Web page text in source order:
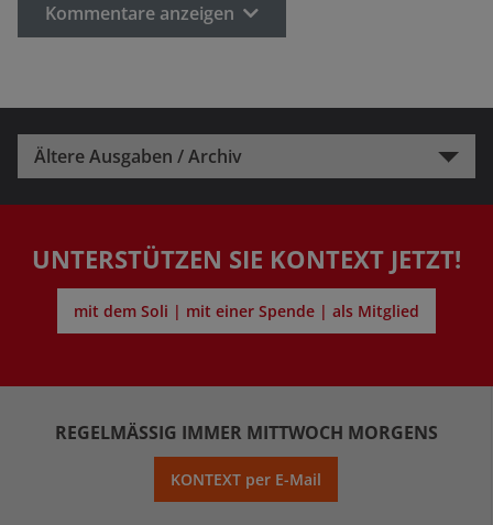
Kommentare anzeigen
Ältere Ausgaben / Archiv
UNTERSTÜTZEN SIE KONTEXT JETZT!
mit dem Soli | mit einer Spende | als Mitglied
REGELMÄSSIG IMMER MITTWOCH MORGENS
KONTEXT per E-Mail